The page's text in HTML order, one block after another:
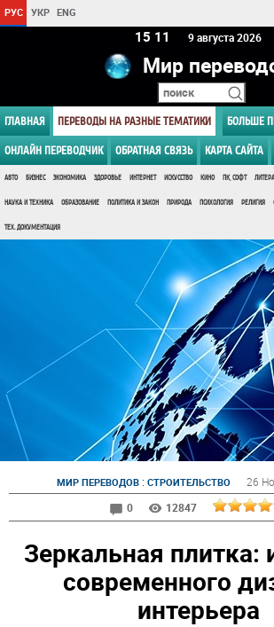
РУС УКР ENG
15:11 9 августа 2026
Мир
ГЛАВНАЯ ПЕРЕВОДЫ НА РАЗНЫЕ ТЕМАТИКИ БОЛЬШЕ
ОНЛАЙН ПЕРЕВОДЧИК ОБРАТНАЯ СВЯЗЬ КАРТА САЙТА
АВТО БИЗНЕС ЭКОНОМИКА ЗДОРОВЬЕ ИНТЕРНЕТ ИСКУССТВО КИНО ПК, СОФТ
НАУКА И ТЕХНИКА ОБРАЗОВАНИЕ ПОЛИТИКА И ЗАКОН ПРИРОДА ПСИХОЛОГИЯ РЕЛИГИЯ
ТЕХ. ДОКУМЕНТАЦИЯ
МИР ПЕРЕВОДОВ : СТРОИТЕЛЬСТВО 26
0
12847
Зеркальная плитка:
современного
интерьера